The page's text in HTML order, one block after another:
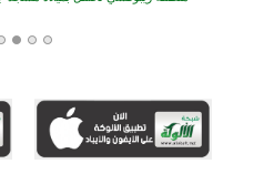
أكبر مشروع إسلامي في ريف أستراليا يفتتح
اختتام الدورة التاسعة لمسابقة حفظ